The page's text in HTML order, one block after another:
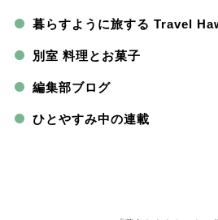
暮らすように旅する Travel
別室 料理とお菓子
編集部ブログ
ひとやすみ中の連載